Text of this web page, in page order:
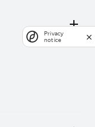
Privacy
notice